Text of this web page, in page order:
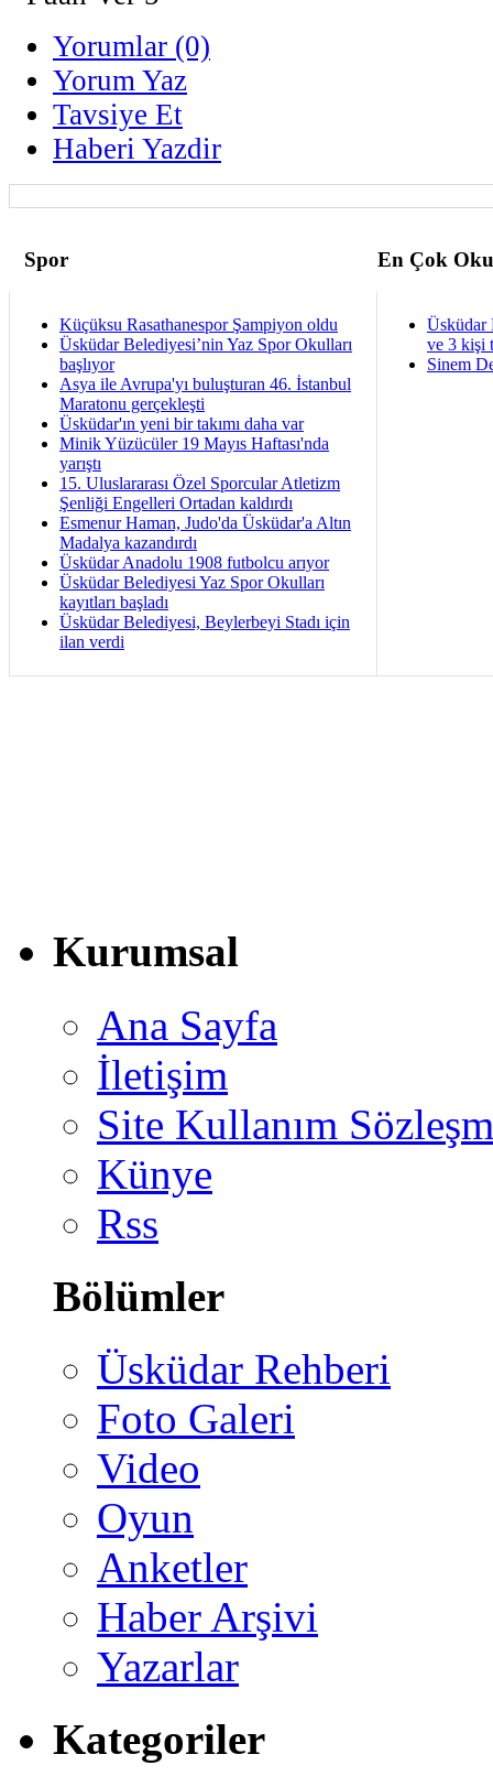
Yorumlar (0)
Yorum Yaz
Tavsiye Et
Haberi Yazdir
Spor En Çok
Küçüksu Rasathanespor Şampiyon oldu
Üsküdar Belediyesi’nin Yaz Spor Okulları
başlıyor
Asya ile Avrupa'yı buluşturan 46. İstanbul
Maratonu gerçekleşti
Üsküdar'ın yeni bir takımı daha var
Minik Yüzücüler 19 Mayıs Haftası'nda
yarıştı
15. Uluslararası Özel Sporcular Atletizm
Şenliği Engelleri Ortadan kaldırdı
Esmenur Haman, Judo'da Üsküdar'a Altın
Madalya kazandırdı
Üsküdar Anadolu 1908 futbolcu arıyor
Üsküdar Belediyesi Yaz Spor Okulları
kayıtları başladı
Üsküdar Belediyesi, Beylerbeyi Stadı için
ilan verdi
Üsküdar
ve 3 kişi
Sinem
Kurumsal
Ana Sayfa
İletişim
Site Kullanım
Künye
Rss
Bölümler
Üsküdar Rehberi
Foto Galeri
Video
Oyun
Anketler
Haber Arşivi
Yazarlar
Kategoriler